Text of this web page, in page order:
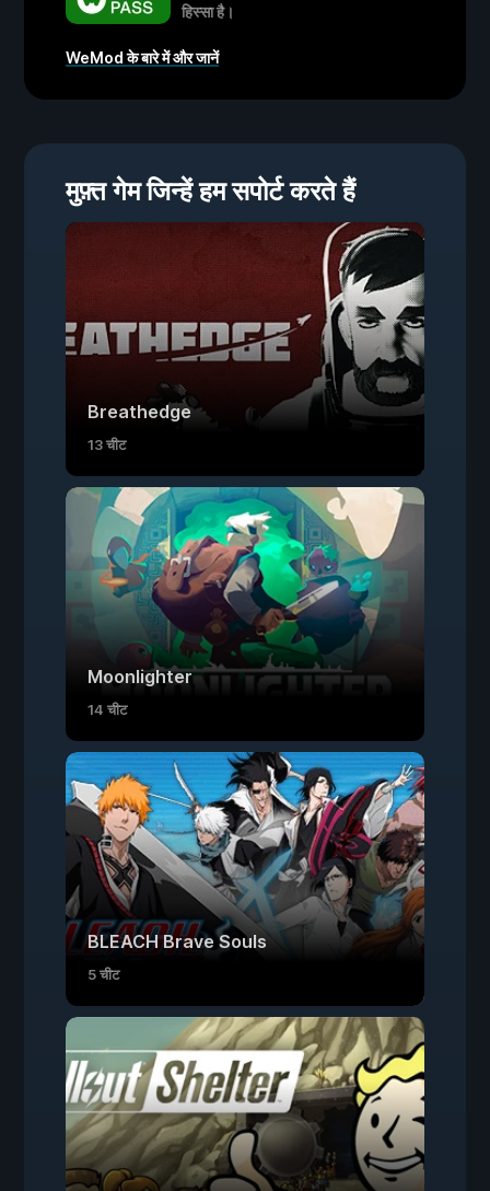
हिस्सा है।
WeMod के बारे में और जानें
मुफ़्त गेम जिन्हें हम सपोर्ट करते हैं
Breathedge
13 चीट
Moonlighter
14 चीट
BLEACH Brave Souls
5 चीट